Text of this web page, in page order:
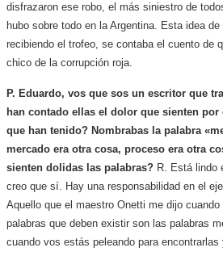
disfrazaron ese robo, el más siniestro de
hubo sobre todo en la Argentina. Esta idea
recibiendo el trofeo, se contaba el cuento de
chico de la corrupción roja.
P. Eduardo, vos que sos un escritor que
han contado ellas el dolor que sienten
que han tenido? Nombrabas la palabra
mercado era otra cosa, proceso era otra
sienten dolidas las palabras? R. Está lindo
creo que sí. Hay una responsabilidad en el
Aquello que el maestro Onetti me dijo cuando
palabras que deben existir son las palabras
cuando vos estás peleando para